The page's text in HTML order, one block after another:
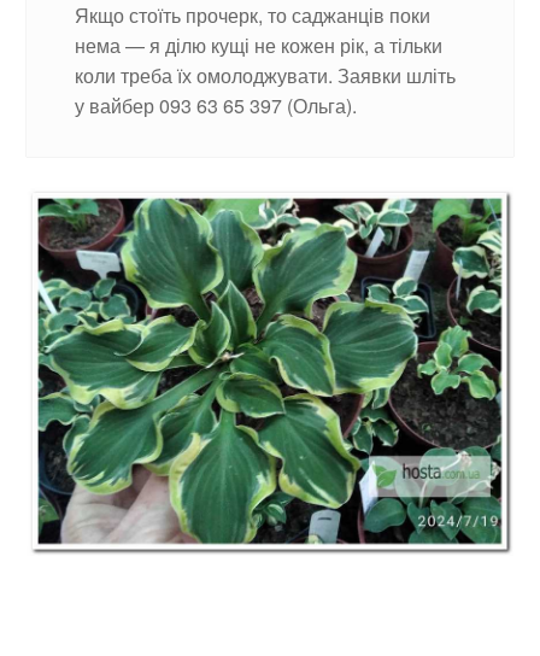
Якщо стоїть прочерк, то саджанців поки
нема — я ділю кущі не кожен рік, а тільки
коли треба їх омолоджувати. Заявки шліть
у вайбер 093 63 65 397 (Ольга).